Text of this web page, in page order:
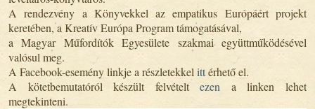
A rendezvény a Könyvekkel az empatikus Európáért projekt
keretében, a Kreatív Európa Program támogatásával,
a Magyar Műfordítók Egyesülete szakmai együttműködésével
valósul meg.
A Facebook-esemény linkje a részletekkel ittérhető el.
A kötetbemutatóról készült felvételtezen a linken lehet
megtekinteni.